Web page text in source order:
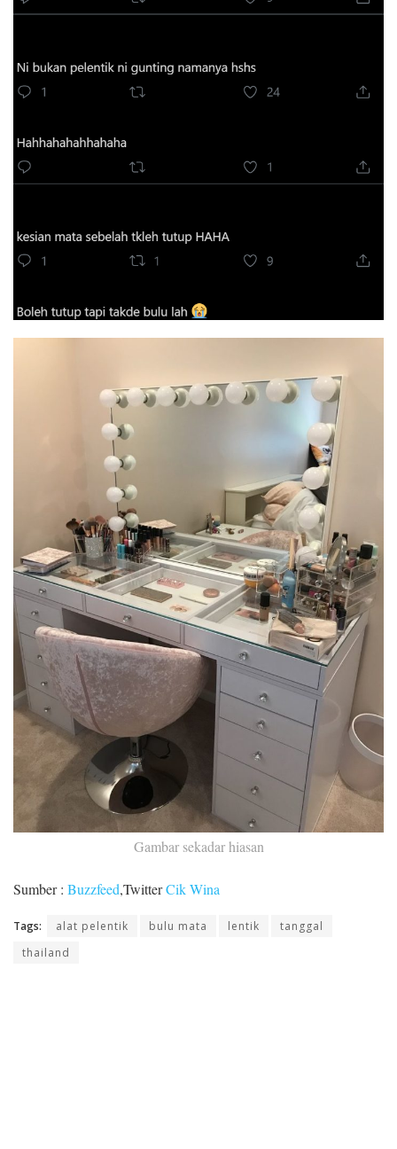
Gambar sekadar hiasan
Sumber : Buzzfeed,TwitterCik Wina
Tags: alat pelentik bulu mata lentik
tanggal
thailand